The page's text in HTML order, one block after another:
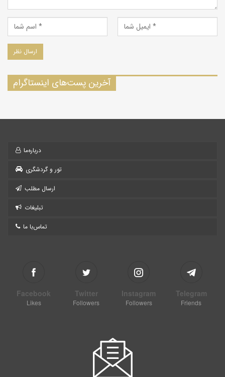
آخرین پست‌های اینستاگرام
درباره‌ما
تور و گردشگری
ارسال مطلب
تبلیغات
تماس‌با ما
Facebook
Likes
Twitter
Followers
Instagram
Followers
Telegram
Friends